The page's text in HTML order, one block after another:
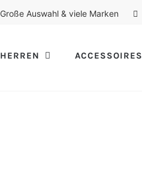
Große Auswahl & viele Marken
HERREN ACCESSOIRES